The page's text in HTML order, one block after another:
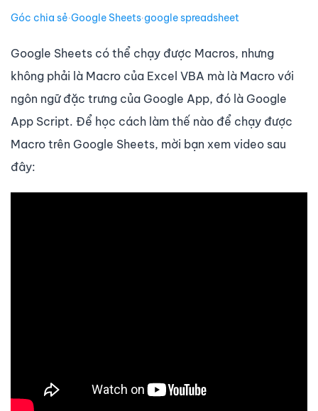
Góc chia sẻ∙Google Sheets∙google spreadsheet
Google Sheets có thể chạy được Macros, nhưng
không phải là Macro của Excel VBA mà là Macro với
ngôn ngữ đặc trưng của Google App, đó là Google
App Script. Để học cách làm thế nào để chạy được
Macro trên Google Sheets, mời bạn xem video sau
đây: